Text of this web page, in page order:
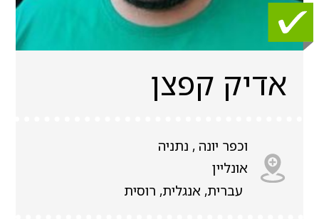
אדיק קפצן
וכפר יונה , נתניה
אונליין
עברית, אנגלית, רוסית